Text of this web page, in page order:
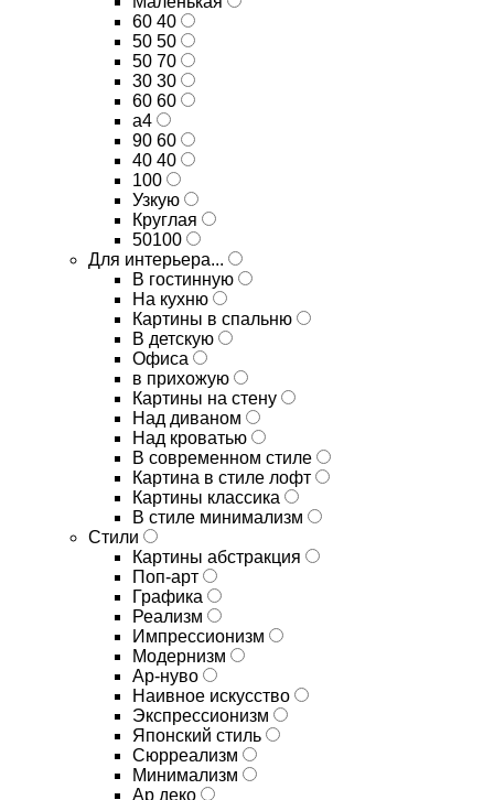
60 40
50 50
50 70
30 30
60 60
а4
90 60
40 40
100
Узкую
Круглая
50100
Для интерьера...
В гостинную
На кухню
Картины в спальню
В детскую
Офиса
в прихожую
Картины на стену
Над диваном
Над кроватью
В современном стиле
Картина в стиле лофт
Картины классика
В стиле минимализм
Стили
Картины абстракция
Поп-арт
Графика
Реализм
Импрессионизм
Модернизм
Ар-нуво
Наивное искусство
Экспрессионизм
Японский стиль
Сюрреализм
Минимализм
Ар деко